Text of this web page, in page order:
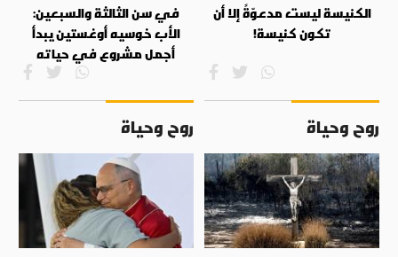
الكنيسة ليست مدعوّةً إلا أن
تكون كنيسة!
في سن الثالثة والسبعين:
الأب خوسيه أوغستين يبدأ
أجمل مشروع في حياته
روح وحياة روح وحياة